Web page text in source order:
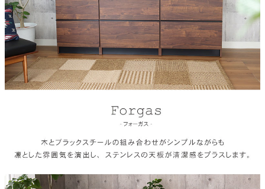
下台仕様（60cm 3杯引出）
3杯引出、フルオープンスライドレール
下台仕様（80cm3杯引出）
3杯引出、フルオープンスライドレール
天板サイズ
幅220.5×奥行48×高さ3(cm)
下台サイズ（60cm 3杯引出）
幅60×奥行48×高さ92(cm)
幅80×奥行48×高さ92(cm)